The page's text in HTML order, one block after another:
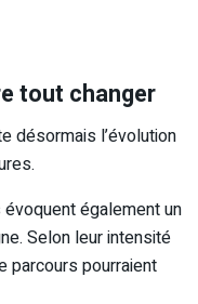
tout changer
désormais l’évolution
également un
Selon leur intensité
parcours pourraient